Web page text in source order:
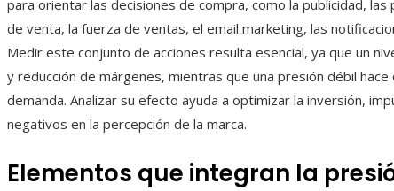
para orientar las decisiones de compra, como la publicidad,
de venta, la fuerza de ventas, el email marketing, las
Medir este conjunto de acciones resulta esencial, ya que un
y reducción de márgenes, mientras que una presión débil
demanda. Analizar su efecto ayuda a optimizar la inversión,
negativos en la percepción de la marca.
Elementos que integran la